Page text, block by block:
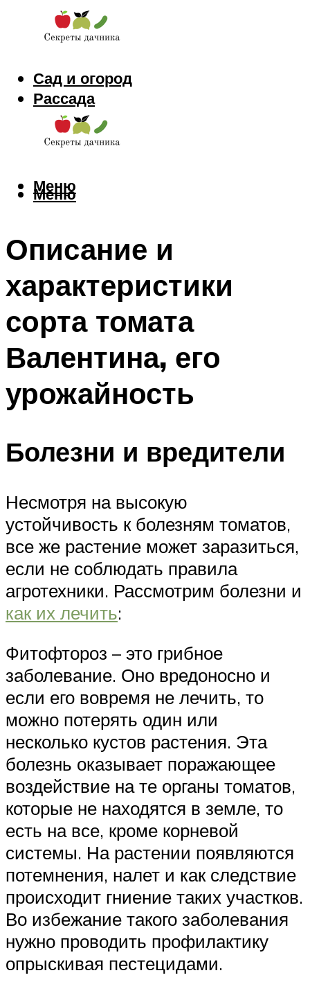
Сад и огород
Рассада
Цветы
Заготовки
Меню
Меню
Описание и
характеристики
сорта томата
Валентина, его
урожайность
Болезни и вредители
Несмотря на высокую
устойчивость к болезням томатов,
все же растение может заразиться,
если не соблюдать правила
агротехники. Рассмотрим болезни и
как их лечить:
Фитофтороз – это грибное
заболевание. Оно вредоносно и
если его вовремя не лечить, то
можно потерять один или
несколько кустов растения. Эта
болезнь оказывает поражающее
воздействие на те органы томатов,
которые не находятся в земле, то
есть на все, кроме корневой
системы. На растении появляются
потемнения, налет и как следствие
происходит гниение таких участков.
Во избежание такого заболевания
нужно проводить профилактику
опрыскивая пестецидами.